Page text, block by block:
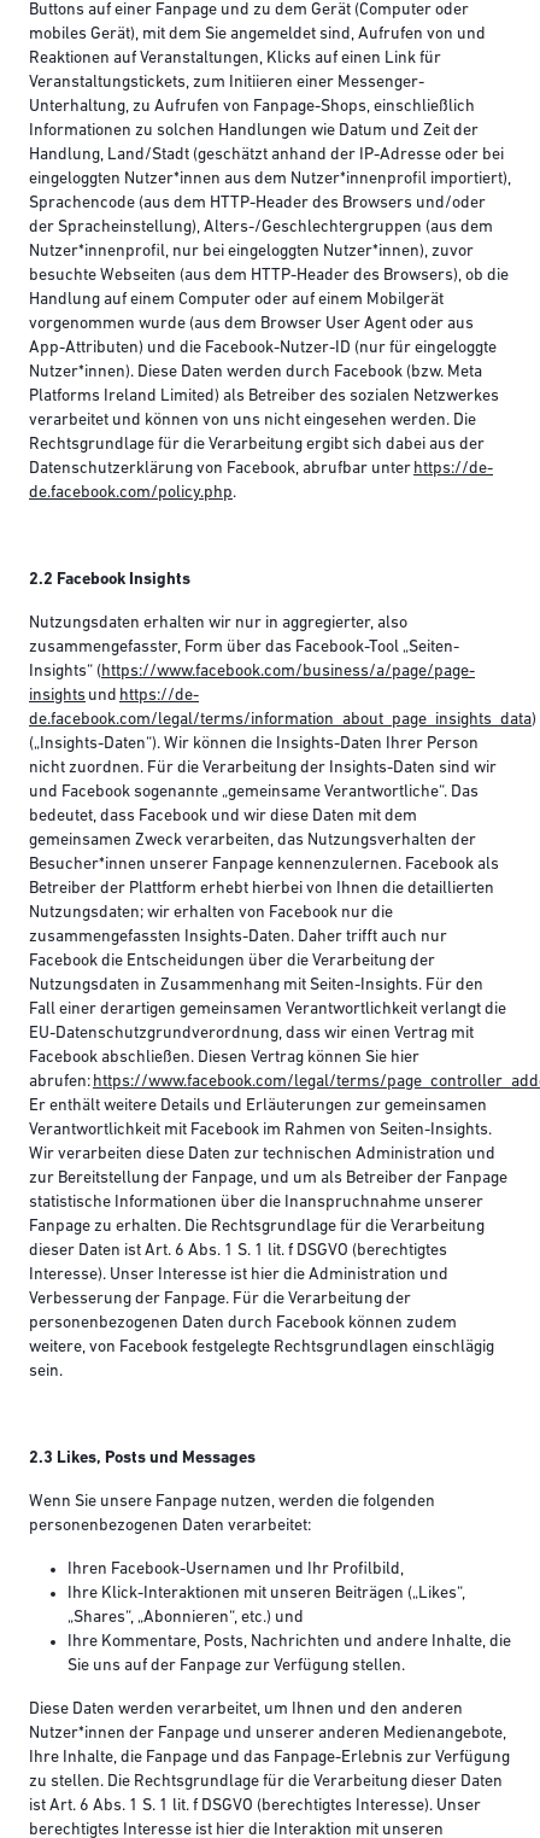
Buttons auf einer Fanpage und zu dem Gerät (Computer oder
mobiles Gerät), mit dem Sie angemeldet sind, Aufrufen von und
Reaktionen auf Veranstaltungen, Klicks auf einen Link für
Veranstaltungstickets, zum Initiieren einer Messenger-
Unterhaltung, zu Aufrufen von Fanpage-Shops, einschließlich
Informationen zu solchen Handlungen wie Datum und Zeit der
Handlung, Land/Stadt (geschätzt anhand der IP-Adresse oder bei
eingeloggten Nutzer*innen aus dem Nutzer*innenprofil importiert),
Sprachencode (aus dem HTTP-Header des Browsers und/oder
der Spracheinstellung), Alters-/Geschlechtergruppen (aus dem
Nutzer*innenprofil, nur bei eingeloggten Nutzer*innen), zuvor
besuchte Webseiten (aus dem HTTP-Header des Browsers), ob die
Handlung auf einem Computer oder auf einem Mobilgerät
vorgenommen wurde (aus dem Browser User Agent oder aus
App-Attributen) und die Facebook-Nutzer-ID (nur für eingeloggte
Nutzer*innen). Diese Daten werden durch Facebook (bzw. Meta
Platforms Ireland Limited) als Betreiber des sozialen Netzwerkes
verarbeitet und können von uns nicht eingesehen werden. Die
Rechtsgrundlage für die Verarbeitung ergibt sich dabei aus der
Datenschutzerklärung von Facebook, abrufbar unter https://de-
de.facebook.com/policy.php.
2.2 Facebook Insights
Nutzungsdaten erhalten wir nur in aggregierter, also
zusammengefasster, Form über das Facebook-Tool „Seiten-
Insights“ (https://www.facebook.com/business/a/page/page-
insights und https://de-
de.facebook.com/legal/terms/information_about_page_insights_data)
(„Insights-Daten“). Wir können die Insights-Daten Ihrer Person
nicht zuordnen. Für die Verarbeitung der Insights-Daten sind wir
und Facebook sogenannte „gemeinsame Verantwortliche“. Das
bedeutet, dass Facebook und wir diese Daten mit dem
gemeinsamen Zweck verarbeiten, das Nutzungsverhalten der
Besucher*innen unserer Fanpage kennenzulernen. Facebook als
Betreiber der Plattform erhebt hierbei von Ihnen die detaillierten
Nutzungsdaten; wir erhalten von Facebook nur die
zusammengefassten Insights-Daten. Daher trifft auch nur
Facebook die Entscheidungen über die Verarbeitung der
Nutzungsdaten in Zusammenhang mit Seiten-Insights. Für den
Fall einer derartigen gemeinsamen Verantwortlichkeit verlangt die
EU-Datenschutzgrundverordnung, dass wir einen Vertrag mit
Facebook abschließen. Diesen Vertrag können Sie hier
abrufen: https://www.facebook.com/legal/terms/
Er enthält weitere Details und Erläuterungen zur gemeinsamen
Verantwortlichkeit mit Facebook im Rahmen von Seiten-Insights.
Wir verarbeiten diese Daten zur technischen Administration und
zur Bereitstellung der Fanpage, und um als Betreiber der Fanpage
statistische Informationen über die Inanspruchnahme unserer
Fanpage zu erhalten. Die Rechtsgrundlage für die Verarbeitung
dieser Daten ist Art. 6 Abs. 1 S. 1 lit. f DSGVO (berechtigtes
Interesse). Unser Interesse ist hier die Administration und
Verbesserung der Fanpage. Für die Verarbeitung der
personenbezogenen Daten durch Facebook können zudem
weitere, von Facebook festgelegte Rechtsgrundlagen einschlägig
sein.
2.3 Likes, Posts und Messages
Wenn Sie unsere Fanpage nutzen, werden die folgenden
personenbezogenen Daten verarbeitet:
Ihren Facebook-Usernamen und Ihr Profilbild,
Ihre Klick-Interaktionen mit unseren Beiträgen („Likes“,
„Shares“, „Abonnieren“, etc.) und
Ihre Kommentare, Posts, Nachrichten und andere Inhalte, die
Sie uns auf der Fanpage zur Verfügung stellen.
Diese Daten werden verarbeitet, um Ihnen und den anderen
Nutzer*innen der Fanpage und unserer anderen Medienangebote,
Ihre Inhalte, die Fanpage und das Fanpage-Erlebnis zur Verfügung
zu stellen. Die Rechtsgrundlage für die Verarbeitung dieser Daten
ist Art. 6 Abs. 1 S. 1 lit. f DSGVO (berechtigtes Interesse). Unser
berechtigtes Interesse ist hier die Interaktion mit unseren